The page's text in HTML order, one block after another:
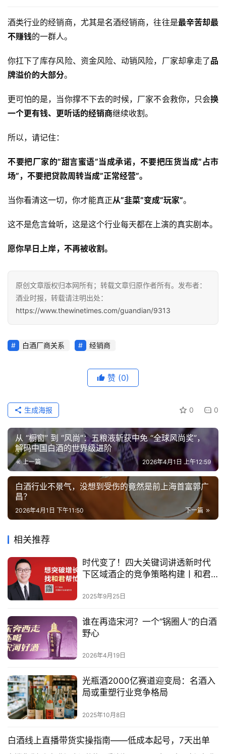
酒类行业的经销商，尤其是名酒经销商，往往是最辛苦却最
不赚钱的一群人。
你扛下了库存风险、资金风险、动销风险，厂家却拿走了品
牌溢价的大部分。
更可怕的是，当你撑不下去的时候，厂家不会救你，只会换
一个更有钱、更听话的经销商继续收割。
所以，请记住：
不要把厂家的”甜言蜜语”当成承诺，不要把压货当成”占市
场”，不要把贷款周转当成”正常经营”。
当你看清这一切，你才能真正从”韭菜”变成”玩家”。
这不是危言耸听，这是这个行业每天都在上演的真实剧本。
愿你早日上岸，不再被收割。
原创文章版权归本网所有；转载文章归原作者所有。发布者：
酒业时报，转载请注明出处：
https://www.thewinetimes.com/guandian/9313
白酒厂商关系 经销商
赞 (0)
0 0
生成海报
从 “橱窗” 到 “风尚”：五粮液斩获中免 “全球风尚奖”，
解码中国白酒的世界级进阶
上一篇 2026年4月1日 上午12:59
白酒行业不景气，没想到受伤的竟然是前上海首富郭广
昌？
下一篇
2026年4月1日 下午11:50
相关推荐
时代变了！四大关键词讲透新时代
下区域酒企的竞争策略构建丨和君
2025年9月25日
谁在再造宋河？一个“锅圈人”的白酒
野心
2026年4月19日
光瓶酒2000亿赛道迎变局：名酒入
局或重塑行业竞争格局
2025年10月8日
白酒线上直播带货实操指南——低成本起号，7天出单